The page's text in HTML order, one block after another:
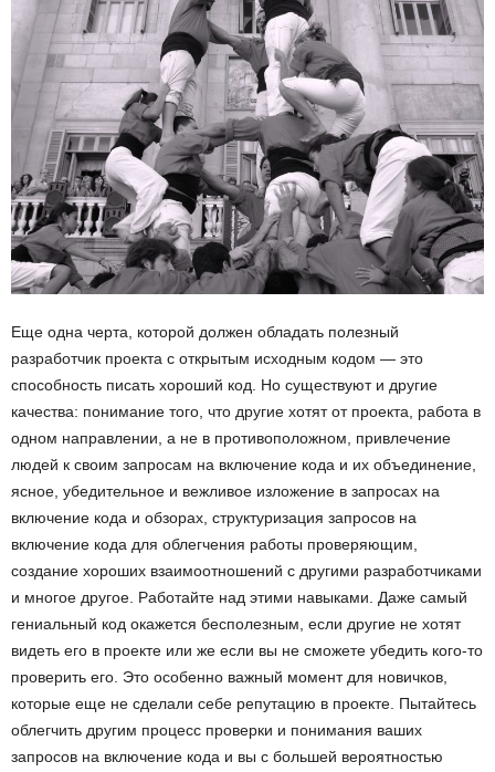
Еще одна черта, которой должен обладать полезный
разработчик проекта с открытым исходным кодом — это
способность писать хороший код. Но существуют и другие
качества: понимание того, что другие хотят от проекта, работа в
одном направлении, а не в противоположном, привлечение
людей к своим запросам на включение кода и их объединение,
ясное, убедительное и вежливое изложение в запросах на
включение кода и обзорах, структуризация запросов на
включение кода для облегчения работы проверяющим,
создание хороших взаимоотношений с другими разработчиками
и многое другое. Работайте над этими навыками. Даже самый
гениальный код окажется бесполезным, если другие не хотят
видеть его в проекте или же если вы не сможете убедить кого-то
проверить его. Это особенно важный момент для новичков,
которые еще не сделали себе репутацию в проекте. Пытайтесь
облегчить другим процесс проверки и понимания ваших
запросов на включение кода и вы с большей вероятностью